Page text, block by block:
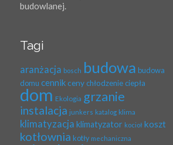
budowlanej.
Tagi
aranżacja bosch budowa budowa
domu cennik ceny chłodzenie ciepła
dom Ekologia grzanie
instalacja junkers katalog klima
klimatyzacja klimatyzator kocioł koszt
kotłownia kotły mechaniczna